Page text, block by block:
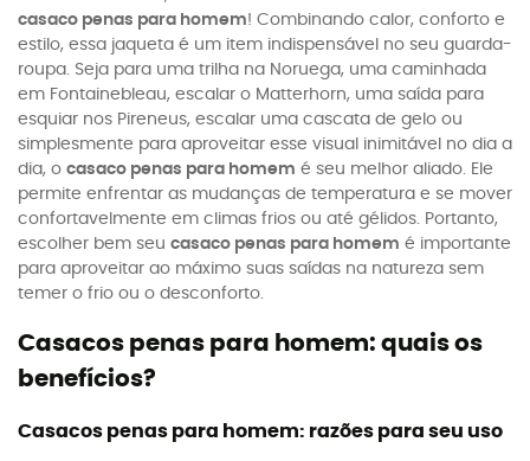
casaco penas para homem! Combinando calor, conforto e
estilo, essa jaqueta é um item indispensável no seu guarda-
roupa. Seja para uma trilha na Noruega, uma caminhada
em Fontainebleau, escalar o Matterhorn, uma saída para
esquiar nos Pireneus, escalar uma cascata de gelo ou
simplesmente para aproveitar esse visual inimitável no dia a
dia, o casaco penas para homem é seu melhor aliado. Ele
permite enfrentar as mudanças de temperatura e se mover
confortavelmente em climas frios ou até gélidos. Portanto,
escolher bem seu casaco penas para homem é importante
para aproveitar ao máximo suas saídas na natureza sem
temer o frio ou o desconforto.
Casacos penas para homem: quais os
benefícios?
Casacos penas para homem: razões para seu uso